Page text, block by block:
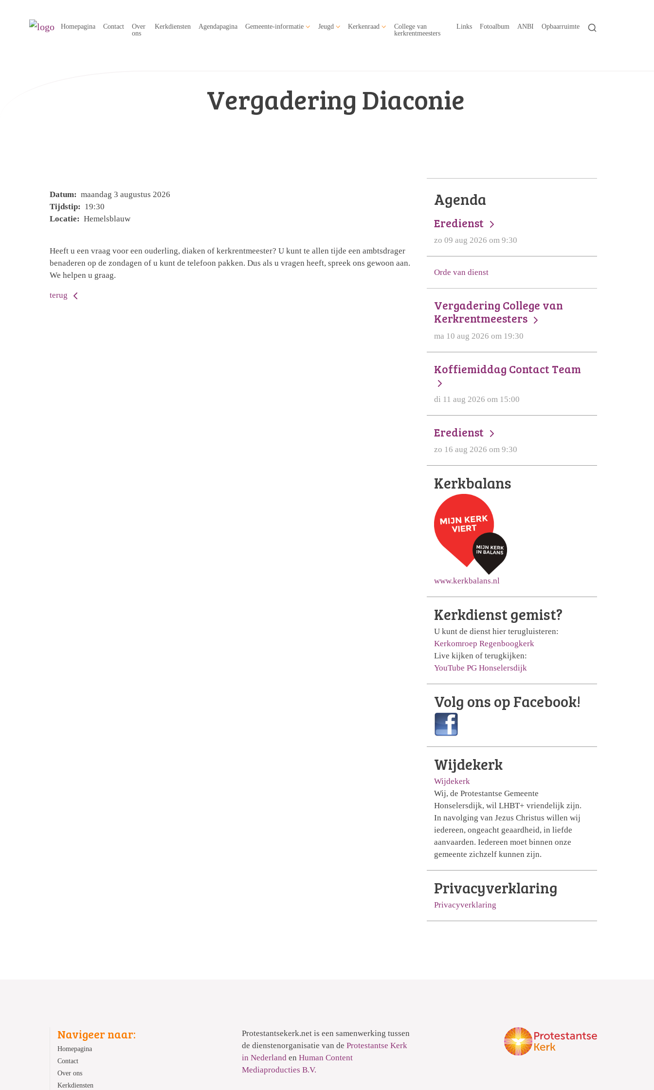
Homepagina Contact
Over
ons
Kerkdiensten Agendapagina Gemeente-informatie Jeugd Kerkenraad
College van
kerkrentmeesters
Links Fotoalbum ANBI Opbaarruimte
Vergadering Diaconie
Datum: maandag 3 augustus 2026
Tijdstip: 19:30
Locatie: Hemelsblauw
Heeft u een vraag voor een ouderling, diaken of kerkrentmeester? U kunt te allen tijde een ambtsdrager
benaderen op de zondagen of u kunt de telefoon pakken. Dus als u vragen heeft, spreek ons gewoon aan.
We helpen u graag.
terug
Agenda
Eredienst
zo 09 aug 2026 om 9:30
Orde van dienst
Vergadering College van
Kerkrentmeesters
ma 10 aug 2026 om 19:30
Koffiemiddag Contact Team
di 11 aug 2026 om 15:00
Eredienst
zo 16 aug 2026 om 9:30
Kerkbalans
www.kerkbalans.nl
Kerkdienst gemist?
U kunt de dienst hier terugluisteren:
Kerkomroep Regenboogkerk
Live kijken of terugkijken:
YouTube PG Honselersdijk
Volg ons op Facebook!
Wijdekerk
Wijdekerk
Wij, de Protestantse Gemeente
Honselersdijk, wil LHBT+ vriendelijk zijn.
In navolging van Jezus Christus willen wij
iedereen, ongeacht geaardheid, in liefde
aanvaarden. Iedereen moet binnen onze
gemeente zichzelf kunnen zijn.
Privacyverklaring
Privacyverklaring
Navigeer naar:
Homepagina
Contact
Over ons
Kerkdiensten
Protestantsekerk.net is een samenwerking tussen
de dienstenorganisatie van de Protestantse Kerk
in Nederlanden Human Content
Mediaproducties B.V.